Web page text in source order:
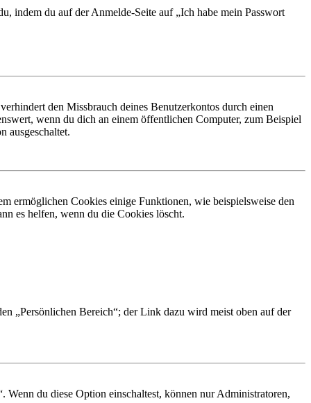
indem du auf der Anmelde-Seite auf „Ich habe mein Passwort
den Missbrauch deines Benutzerkontos durch einen
wenn du dich an einem öffentlichen Computer, zum Beispiel
ausgeschaltet.
ermöglichen Cookies einige Funktionen, wie beispielsweise den
es helfen, wenn du die Cookies löscht.
„Persönlichen Bereich“; der Link dazu wird meist oben auf der
du diese Option einschaltest, können nur Administratoren,